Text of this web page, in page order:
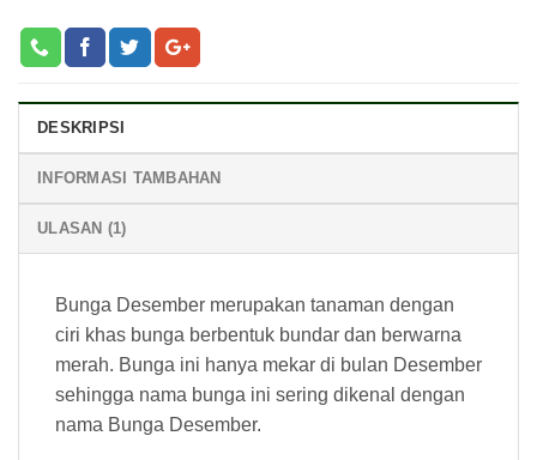
DESKRIPSI
INFORMASI TAMBAHAN
ULASAN (1)
Bunga Desember merupakan tanaman dengan
ciri khas bunga berbentuk bundar dan berwarna
merah. Bunga ini hanya mekar di bulan Desember
sehingga nama bunga ini sering dikenal dengan
nama Bunga Desember.